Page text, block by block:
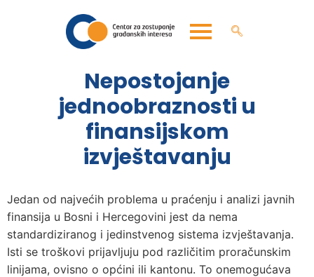
Nepostojanje
jednoobraznosti u
finansijskom
izvještavanju
Jedan od najvećih problema u praćenju i analizi javnih
finansija u Bosni i Hercegovini jest da nema
standardiziranog i jedinstvenog sistema izvještavanja.
Isti se troškovi prijavljuju pod različitim proračunskim
linijama, ovisno o općini ili kantonu. To onemogućava